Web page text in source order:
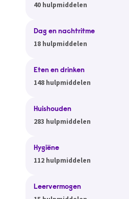
40 hulpmiddelen
Dag en nachtritme
18 hulpmiddelen
Eten en drinken
148 hulpmiddelen
Huishouden
283 hulpmiddelen
Hygiëne
112 hulpmiddelen
Leervermogen